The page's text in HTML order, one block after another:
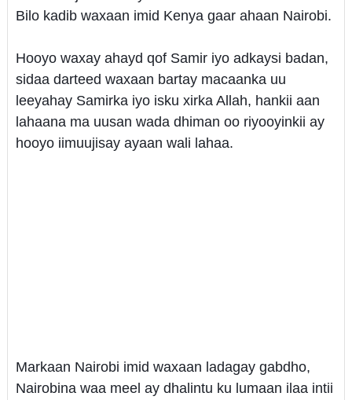
Bilo kadib waxaan imid Kenya gaar ahaan Nairobi.
Hooyo waxay ahayd qof Samir iyo adkaysi badan,
sidaa darteed waxaan bartay macaanka uu
leeyahay Samirka iyo isku xirka Allah, hankii aan
lahaana ma uusan wada dhiman oo riyooyinkii ay
hooyo iimuujisay ayaan wali lahaa.
Markaan Nairobi imid waxaan ladagay gabdho,
Nairobina waa meel ay dhalintu ku lumaan ilaa intii